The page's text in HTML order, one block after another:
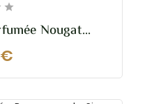

Nougat
Et